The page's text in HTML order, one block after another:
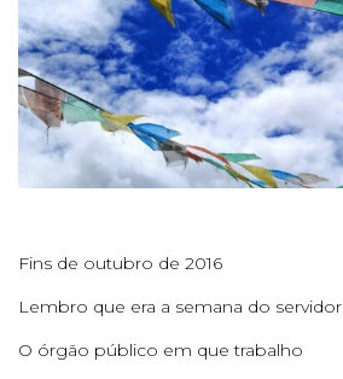
Fins de outubro de 2016
Lembro que era a semana do servidor
O órgão público em que trabalho